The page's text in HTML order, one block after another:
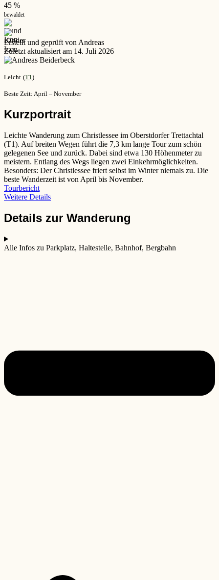
45 %
bewaldet
Erstellt und geprüft von Andreas
Zuletzt aktualisiert am 14. Juli 2026
Leicht (T1)
Beste Zeit: April – November
Kurzportrait
Leichte Wanderung zum Christlessee im Oberstdorfer Trettachtal
(T1). Auf breiten Wegen führt die 7,3 km lange Tour zum schön
gelegenen See und zurück. Dabei sind etwa 130 Höhenmeter zu
meistern. Entlang des Wegs liegen zwei Einkehrmöglichkeiten.
Besonders: Der Christlessee friert selbst im Winter niemals zu. Die
beste Wanderzeit ist von April bis November.
Tourbericht
Weitere Details
Details zur Wanderung
Alle Infos zu Parkplatz, Haltestelle, Bahnhof, Bergbahn